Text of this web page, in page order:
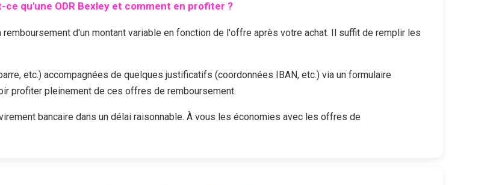
ce qu'une ODR Bexleyet comment en profiter ?
d'un montant variable en fonction de l'offre après votre achat. Il suffit de remplir les
etc.) accompagnées de quelques justificatifs (coordonnées IBAN, etc.) via un formulaire
profiter pleinement de ces offres de remboursement.
bancaire dans un délai raisonnable. À vous les économies avec les offres de